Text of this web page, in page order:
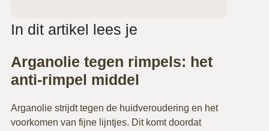
In dit artikel lees je
Arganolie tegen rimpels: het
anti-rimpel middel
Arganolie strijdt tegen de huidveroudering en het
voorkomen van fijne lijntjes. Dit komt doordat